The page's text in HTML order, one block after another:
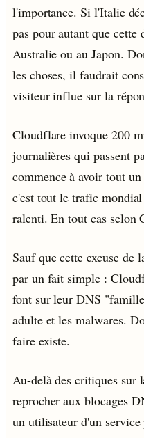
l'importance. Si l'Italie
pas pour autant que
Australie ou au Japon.
les choses, il faudrait
visiteur influe sur la
Cloudflare invoque 200
journalières qui passent
commence à avoir tout
c'est tout le trafic
ralenti. En tout cas selon
Sauf que cette excuse de
par un fait simple :
font sur leur DNS
adulte et les malwares.
faire existe.
Au-delà des critiques sur
reprocher aux blocages
un utilisateur d'un service